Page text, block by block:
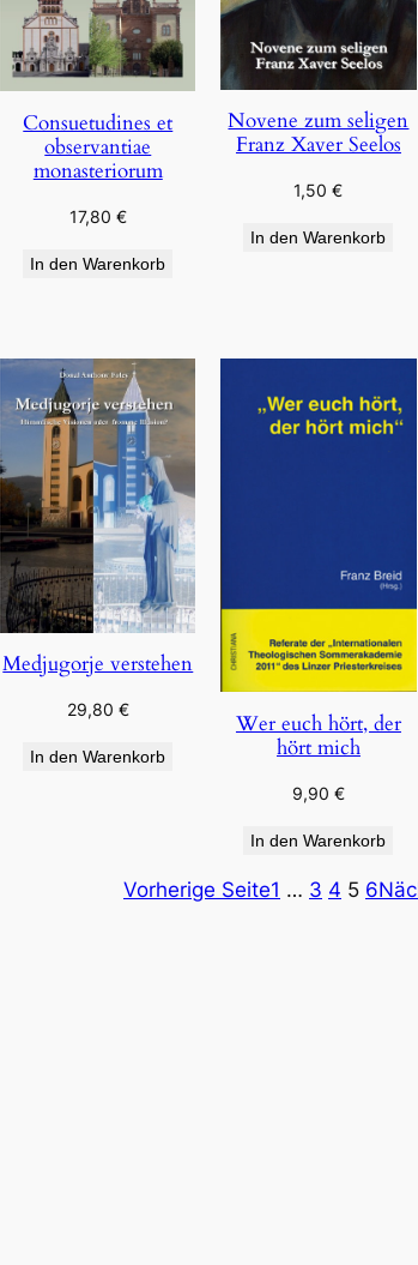
Consuetudines et
observantiae
monasteriorum
17,80 €
In den Warenkorb
Novene zum seligen
Franz Xaver Seelos
1,50€
In den Warenkorb
Medjugorje verstehen
29,80 €
In den Warenkorb
Wer euch hört, der
hört mich
9,90 €
In den Warenkorb
Vorherige Seite1 … 3 4 5 6